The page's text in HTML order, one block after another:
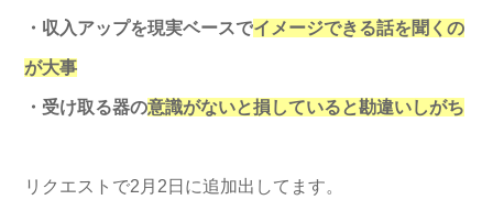
・収入アップを現実ベースでイメージできる話を聞くの
が大事
・受け取る器の意識がないと損していると勘違いしがち
リクエストで2月2日に追加出してます。